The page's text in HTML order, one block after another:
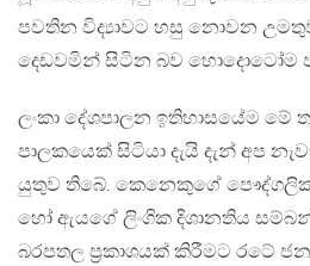
පවතින විද්‍යාවට හසු නොවන
දෙඩවමින් සිටින බව හොදොටෝම
ලංකා දේශපාලන ඉතිහාසයේම මේ
පාලකයෙක් සිටියා දැයි දැන් අප
යුතුව තිබේ. කෙනෙකුගේ
හෝ ඇයගේ ලිංගික දිශානතිය
බරපතල ප්‍රකාශයක් කිරීමට රටේ